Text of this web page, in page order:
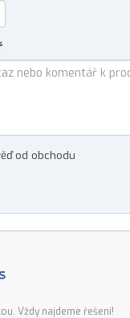
od obchodu
Vždy najdeme řešení!